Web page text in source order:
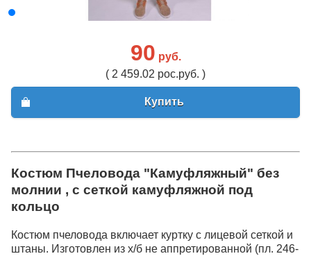
90 руб.
( 2 459.02 рос.руб. )
Купить
Костюм Пчеловода "Камуфляжный" без
молнии , с сеткой камуфляжной под
кольцо
Костюм пчеловода включает куртку с лицевой сеткой и
штаны. Изготовлен из х/б не аппретированной (пл. 246-